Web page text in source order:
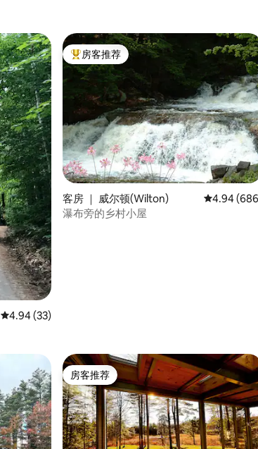
平均评分 4.94 分（满分 5 分），共 33 条评价
4.94 (33)
热门「房客推荐」
房客推荐
客房 ｜ 威尔顿(Wilton) 平均评分
4.94
瀑布旁的乡村小屋
房客推荐
房客推荐